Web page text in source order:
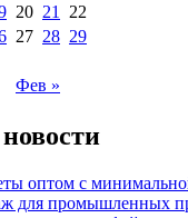
Фев »
20 21
22
27 28 29
оптом с
для промышленных